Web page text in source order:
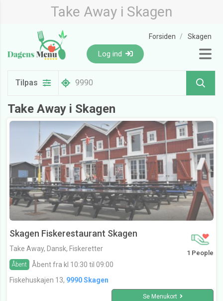
Take Away i Skagen
Forsiden Skagen
Log ind
Tilpas
Take Away i Skagen
Skagen Fiskerestaurant Skagen
Take Away, Dansk, Fiskeretter
Åbent Åbent fra kl 10:30 til 09:00
1 People
Fiskehuskajen 13, 9990 Skagen
Se Menukort